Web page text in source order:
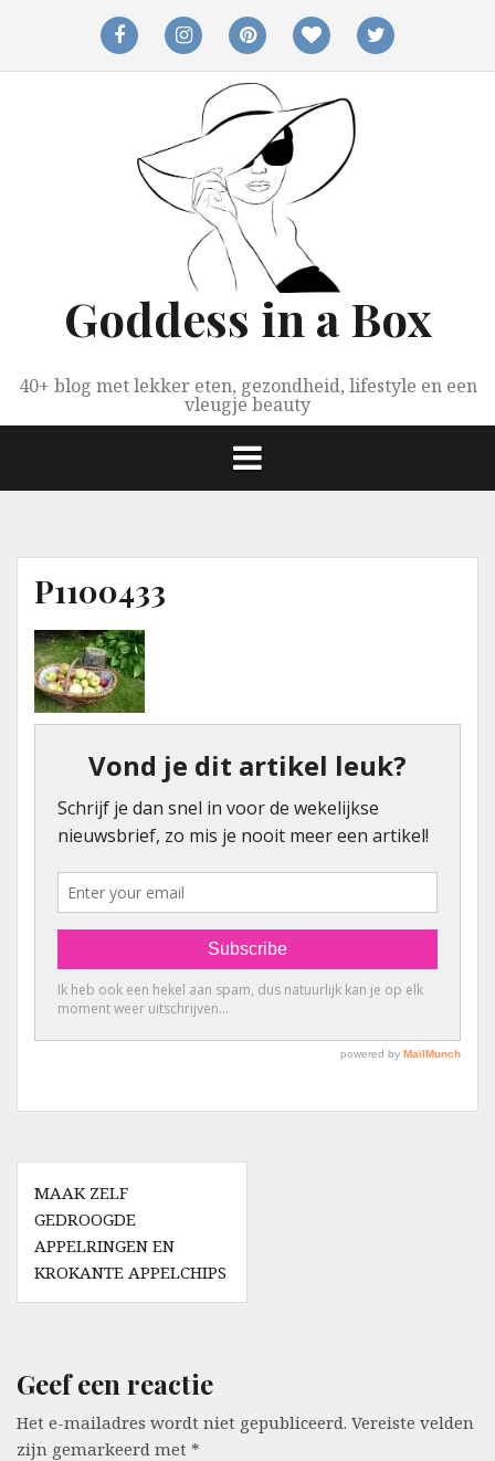
facebookinstagrampinterestbloglovintwitter
Goddess in a Box
40+ blog met lekker eten, gezondheid, lifestyle en een
vleugje beauty
P1100433
Berichtnavigatie
MAAK ZELF
GEDROOGDE
APPELRINGEN EN
KROKANTE APPELCHIPS
Geef een reactie
Het e-mailadres wordt niet gepubliceerd. Vereiste velden
zijn gemarkeerd met *